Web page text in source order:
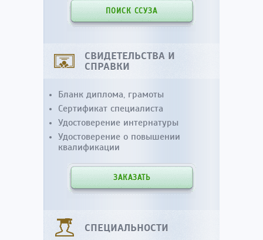
ПОИСК ССУЗА
СВИДЕТЕЛЬСТВА И
СПРАВКИ
Бланк диплома, грамоты
Сертификат специалиста
Удостоверение интернатуры
Удостоверение о повышении
квалификации
ЗАКАЗАТЬ
СПЕЦИАЛЬНОСТИ